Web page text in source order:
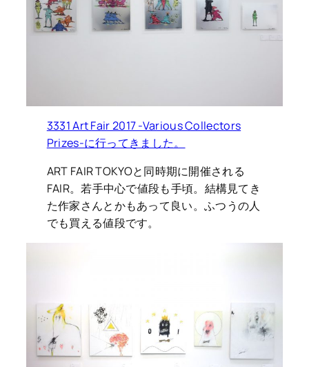
3331 Art Fair 2017 -Various Collectors
Prizes-に行ってきました。
ART FAIR TOKYOと同時期に開催される
FAIR。若手中心で値段も手頃。結構見てき
た作家さんとかもあって良い。ふつうの人
でも買える値段です。